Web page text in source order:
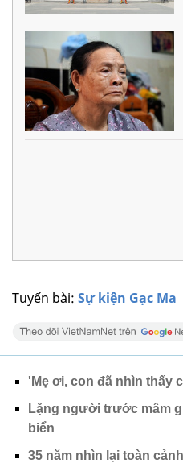
Tuyến bài: Sự kiện Gạc Ma
'Mẹ ơi, con đã nhìn thấy
Lặng người trước mâm
biển
35 năm nhìn lại toàn